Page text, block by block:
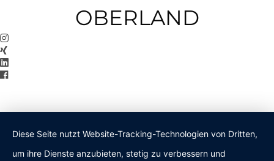
OBERLAND
Diese Seite nutzt Website-Tracking-Technologien von Dritten,
um ihre Dienste anzubieten, stetig zu verbessern und